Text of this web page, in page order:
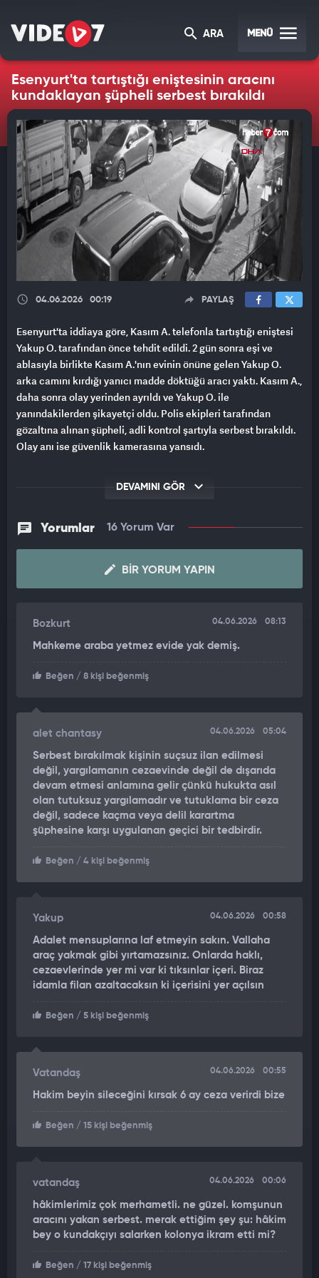
ARA MENÜ
Esenyurt'ta tartıştığı eniştesinin aracını
kundaklayan şüpheli serbest bırakıldı
04.06.2026 00:19 PAYLAŞ
Esenyurt'ta iddiaya göre, Kasım A. telefonla tartıştığı eniştesi
Yakup O. tarafından önce tehdit edildi. 2 gün sonra eşi ve
ablasıyla birlikte Kasım A.'nın evinin önüne gelen Yakup O.
arka camını kırdığı yanıcı madde döktüğü aracı yaktı. Kasım A.,
daha sonra olay yerinden ayrıldı ve Yakup O. ile
yanındakilerden şikayetçi oldu. Polis ekipleri tarafından
gözaltına alınan şüpheli, adli kontrol şartıyla serbest bırakıldı.
Olay anı ise güvenlik kamerasına yansıdı.
Mahallesi'nde meydana geldi. İddiaya göre, 3 katlı binanın
Yakup O. ile telefonda tartıştı. Büyüyen tartışmada taraflar
gün sonra Yakup O., eşi ve ablasıyla birlikte Kasım A.'nın evinin
önüne gelerek bir süre konuştu. Ardından Yakup O. eline aldığı
döktüğü aracı ateşe verdi. Daha sonra yanındakilerle olay
yerinden ayrıldı. Yangını gören güvenlik görevlisinin ihbarı
ekipleri çevrede güvenlik önlemi alırken itfaiye ekipleri
Araç hurda yığınına döndü. Olay sonrası güvenlik kamera
kayıtlarını izleyen Kasım A. ve ailesi, görüntülerde eniştesi ve
halasının olduğunu gördü. Kasım A. polis merkezine giderek
eniştesi Yakup O., Yakup O.'nun eşi ve ablasından şikayetçi
oldu. Polis ekipleri ikametgah adresi Batman olduğu öğrenilen
şüphelinin yakalanması için çalışma başlattı.
O ANLAR KAMERADA
Görüntülerde, olay yerine gelen şüphelilerin ilk önce kendi
aralarında konuştuğu, kısa bir süre sonra şüpheli Yakup O.'nun
otomobilin arka camını kırarak araca yanıcı madde döktüğü
ardından da aracı yaktığı görülüyor. Araç alev alev yanarken
şüphelilerin olay yerinden ayrıldığı anlar da görüntülerde yer
alıyor.
'ARABANI YAKACAĞIM' DEMİŞ
Ölümle tehdit edildiğini söyleyen Kasım A., "Halamın kocasıyla
telefonda tartıştıktan sonra bana küfür etti ben de küfür ettim.
'Senin arabanı yakacağım' dedi. 2 gün boyunca tehditleri
devam etti. Babamı aradı. 'Senin oğlunu öldüreceğim, arabanızı
yakacağım' dedi. Babam da 'Yakmazsan adam değilsin' dedi.
Halam, kocası ve yanlarındaki üçüncü kişiyle beraber sakin bir
şekilde buradan ayrılıyorlar" dedi.
'BİNAYI DA BENİ DE YAKACAĞINI SÖYLÜYOR'
Aracın taksitlerini ödemeye devam ettiğini söyleyen Kasım A.
DEVAMINI GÖR
Yorumlar 16 Yorum Var
BIR YORUM YAPIN
Bozkurt 04.06.2026 08:13
Mahkeme araba yetmez evide yak demiş.
Beğen / 8 kişi beğenmiş
alet chantasy 04.06.2026 05:04
Serbest bırakılmak kişinin suçsuz ilan edilmesi
değil, yargılamanın cezaevinde değil de dışarıda
devam etmesi anlamına gelir çünkü hukukta asıl
olan tutuksuz yargılamadır ve tutuklama bir ceza
değil, sadece kaçma veya delil karartma
şüphesine karşı uygulanan geçici bir tedbirdir.
Beğen / 4 kişi beğenmiş
Yakup 04.06.2026 00:58
Adalet mensuplarına laf etmeyin sakın. Vallaha
araç yakmak gibi yırtamazsınız. Onlarda haklı,
cezaevlerinde yer mi var ki tıksınlar içeri. Biraz
idamla filan azaltacaksın ki içerisini yer açılsın
Beğen / 5 kişi beğenmiş
Vatandaş 04.06.2026 00:55
Hakim beyin sileceğini kırsak 6 ay ceza verirdi bize
Beğen / 15 kişi beğenmiş
vatandaş 04.06.2026 00:06
hâkimlerimiz çok merhametli. ne güzel. komşunun
aracını yakan serbest. merak ettiğim şey şu: hâkim
bey o kundakçıyı salarken kolonya ikram etti mi?
Beğen / 17 kişi beğenmiş